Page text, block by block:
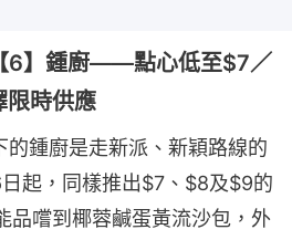
6】鍾廚——點心低至$7／
時供應
的鍾廚是走新派、新穎路線的
起，同樣推出$7、$8及$9的
品嚐到椰蓉鹹蛋黃流沙包，外